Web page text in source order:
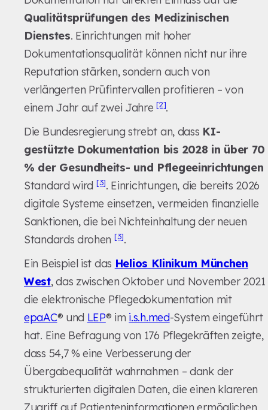
Qualitätsprüfungen des Medizinischen
Dienstes. Einrichtungen mit hoher
Dokumentationsqualität können nicht nur ihre
Reputation stärken, sondern auch von
verlängerten Prüfintervallen profitieren – von
einem Jahr auf zwei Jahre[2].
Die Bundesregierung strebt an, dass KI-
gestützte Dokumentation bis 2028 in über 70
% der Gesundheits- und Pflegeeinrichtungen
Standard wird[3]. Einrichtungen, die bereits 2026
digitale Systeme einsetzen, vermeiden finanzielle
Sanktionen, die bei Nichteinhaltung der neuen
Standards drohen [3].
Ein Beispiel ist das Helios Klinikum München
West, das zwischen Oktober und November 2021
die elektronische Pflegedokumentation mit
epaAC® und LEP® im i.s.h.med-System eingeführt
hat. Eine Befragung von 176 Pflegekräften zeigte,
dass 54,7 % eine Verbesserung der
Übergabequalität wahrnahmen – dank der
strukturierten digitalen Daten, die einen klareren
Zugriff auf Patienteninformationen ermöglichen,